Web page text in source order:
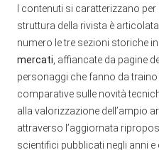
I contenuti si caratterizzano
struttura della rivista è
numero le tre sezioni storiche
mercati , affiancate da pagine
personaggi che fanno da
comparative sulle novità
alla valorizzazione dell’ampio
attraverso l’aggiornata
scientifici pubblicati negli anni